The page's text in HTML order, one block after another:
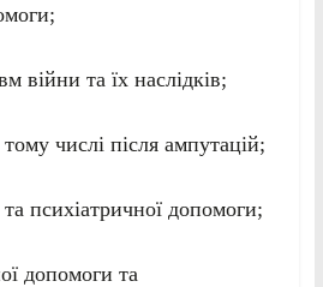
війни та їх наслідків;
тому числі після ампутацій;
та психіатричної допомоги;
допомоги та